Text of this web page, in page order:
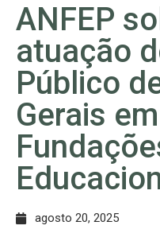
ANFEP
atuação
Público
Gerais
agosto 20, 2025